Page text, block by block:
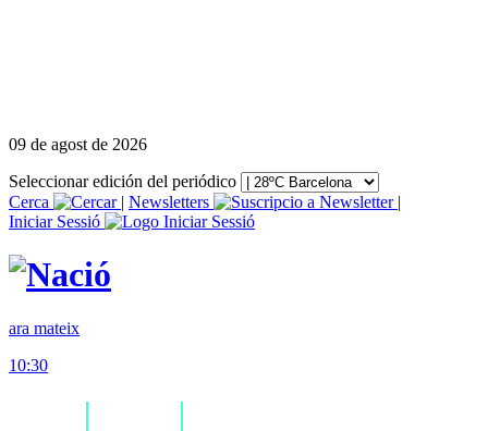
09 de agost de 2026
Seleccionar edición del periódico
Cerca
| Newsletters
|
Iniciar Sessió
ara mateix
10:30